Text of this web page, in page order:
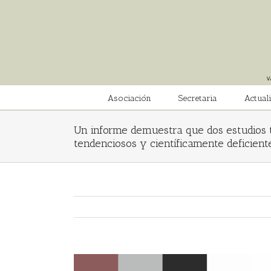
Asociación Secretaria
Un informe demuestra que dos estudios
tendenciosos y científicamente